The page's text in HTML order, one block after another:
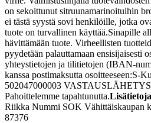
on sekoittunut sitruunamarinoituihin
ei tästä syystä sovi henkilöille, jotka
tuote on turvallinen käyttää.Sinapille
hävittämään tuote. Virheellisten
pyydetään palauttamaan ensisijaisesti
yhteystietojen ja tilitietojen (IBAN-
kanssa postimaksutta osoitteeseen:S-
502047000003 VASTAUSLÄHETYS
Pahoittelemme tapahtunutta.Lisätietoja
Riikka Nummi SOK Vähittäiskaupan
87376